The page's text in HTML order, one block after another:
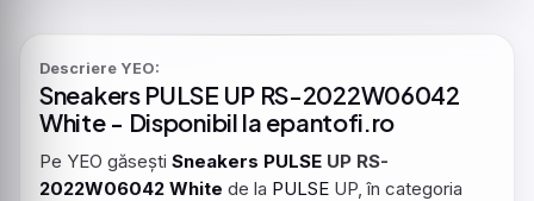
Descriere YEO:
Sneakers PULSE UP RS-2022W06042
White- Disponibil la epantofi.ro
Pe YEO găsești Sneakers PULSE UP RS-
2022W06042 White de la PULSE UP, în categoria